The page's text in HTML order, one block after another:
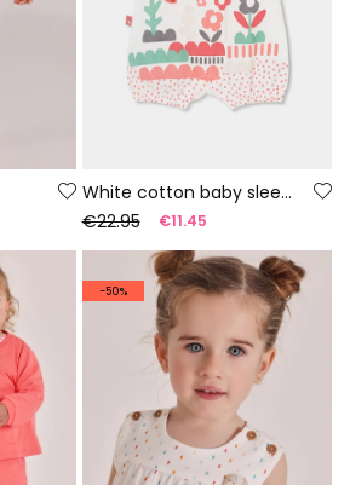
White cotton baby sleepsuit
€22.95
€11.45
-50%